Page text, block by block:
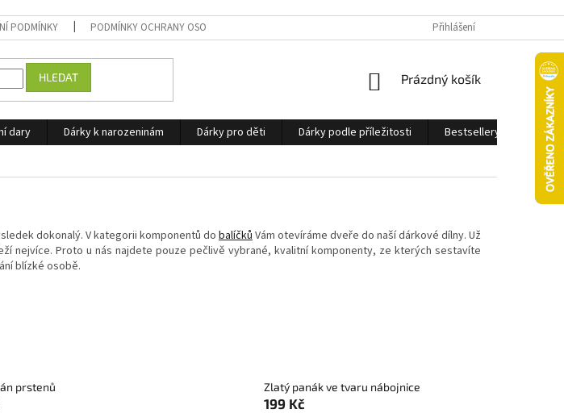
PODMÍNKY PODMÍNKY OCHRANY OSOBNÍCH ÚDAJŮ Přihlášení
HLEDAT
NÁKUPNÍ
Prázdný košík
dary Dárky k narozeninám Dárky pro děti Dárky podle příležitosti Bestsellery
dokonalý. V kategorii komponentů do balíčků Vám otevíráme dveře do naší dárkové dílny. Už
nejvíce. Proto u nás najdete pouze pečlivě vybrané, kvalitní komponenty, ze kterých sestavíte
blízké osobě.
prstenů Zlatý panák ve tvaru nábojnice
199 Kč